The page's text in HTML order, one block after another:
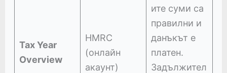
Tax Year
Overview
HMRC
(онлайн
акаунт)
ите суми са
правилни и
данъкът е
платен.
Задължител